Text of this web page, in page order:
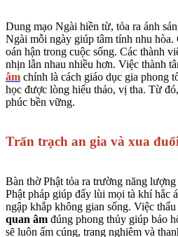
Dung mạo Ngài hiền từ, tỏa ra ánh
Ngài mỗi ngày giúp tâm tính nhu hòa.
oán hận trong cuộc sống. Các thành
nhịn lẫn nhau nhiều hơn. Việc thành
âm chính là cách giáo dục gia phong
học được lòng hiếu thảo, vị tha. Từ
phúc bền vững.
Trấn trạch an gia và xua
Bàn thờ Phật tỏa ra trường năng
Phật pháp giúp đẩy lùi mọi tà khí hắc
ngập khắp không gian sống. Việc thấu
quan âm đúng phong thủy giúp bảo
sẽ luôn ấm cúng, trang nghiêm và